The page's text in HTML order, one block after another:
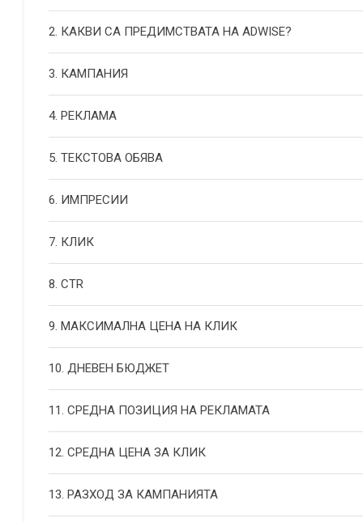
2. КАКВИ СА ПРЕДИМСТВАТА НА ADWISE?
3. КАМПАНИЯ
4. РЕКЛАМА
5. ТЕКСТОВА ОБЯВА
6. ИМПРЕСИИ
7. КЛИК
8. CTR
9. МАКСИМАЛНА ЦЕНА НА КЛИК
10. ДНЕВЕН БЮДЖЕТ
11. СРЕДНА ПОЗИЦИЯ НА РЕКЛАМАТА
12. СРЕДНА ЦЕНА ЗА КЛИК
13. РАЗХОД ЗА КАМПАНИЯТА